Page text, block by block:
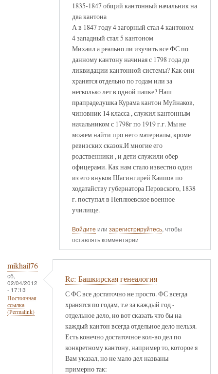
1835-1847 общий кантонный начальник на
два кантона
А в 1847 году 4 загорный стал 4 кантоном
4 западный стал 5 кантоном
Михаил а реально ли изучить все ФС по
данному кантону начиная с 1798 года до
ликвидации кантонной системы? Как они
хранятся отдельно по годам или за
несколько лет в одной папке? Наш
прапрадедушка Курама кантон Муйнаков,
чиновник 14 класса , служил кантонным
начальником с 1798г по 1919 г.г. Мы не
можем найти про него материалы, кроме
ревизских сказок.И многие его
родственники , и дети служили обер
офицерами. Как нам стало известно один
из его внуков Шагингирей Каипов по
ходатайству губернатора Перовского, 1838
г. поступал в Неплюевское военное
училище.
Войдите или зарегистрируйтесь, чтобы
оставлять комментарии
mikhail76
сб,
02/04/2012
- 17:13
Постоянная
ссылка
(Permalink)
Re: Башкирская генеалогия
С ФС все достаточно не просто. ФС всегда
хранятся по годам, т.е за каждый год -
отдельное дело, но вот сказать что бы на
каждый кантон всегда отдельное дело нельзя.
Есть конечно достаточное кол-во дел по
конкретному кантону, например то, которое я
Вам указал, но не мало дел названы
примерно так: